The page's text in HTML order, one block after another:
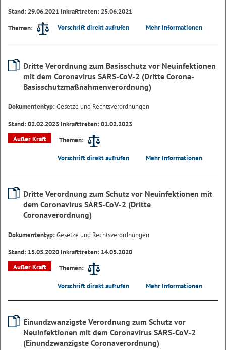
Stand: 29.06.2021 Inkrafttreten: 25.06.2021
Themen:
Vorschrift direkt aufrufen Mehr Informationen
Dritte Verordnung zum Basisschutz vor Neuinfektionen
mit dem Coronavirus SARS-CoV-2 (Dritte Corona-
Basisschutzmaßnahmenverordnung)
Dokumententyp:Gesetze und Rechtsverordnungen
Stand: 02.02.2023 Inkrafttreten: 01.02.2023
Außer Kraft
Themen:
Vorschrift direkt aufrufen Mehr Informationen
Dritte Verordnung zum Schutz vor Neuinfektionen mit
dem Coronavirus SARS-CoV-2 (Dritte
Coronaverordnung)
Dokumententyp:Gesetze und Rechtsverordnungen
Stand: 15.05.2020 Inkrafttreten: 14.05.2020
Außer Kraft
Themen:
Vorschrift direkt aufrufen Mehr Informationen
Einundzwanzigste Verordnung zum Schutz vor
Neuinfektionen mit dem Coronavirus SARS-CoV-2
(Einundzwanzigste Coronaverordnung)